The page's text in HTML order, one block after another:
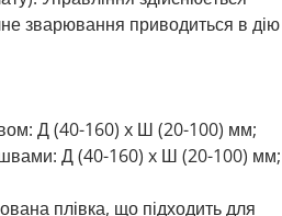
зварювання приводиться в дію
Д (40-160) x Ш (20-100) мм;
швами: Д (40-160) x Ш (20-100) мм;
плівка, що підходить для